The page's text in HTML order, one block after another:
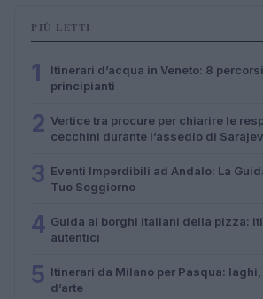
PIÙ LETTI
1
Itinerari d’acqua in Veneto: 8
principianti
2 Vertice tra procure per chiarire le
cecchini durante l’assedio di
3 Eventi Imperdibili ad Andalo: La
Tuo Soggiorno
4 Guida ai borghi italiani della pizza:
autentici
5 Itinerari da Milano per Pasqua:
d’arte